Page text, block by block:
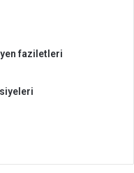
faziletleri